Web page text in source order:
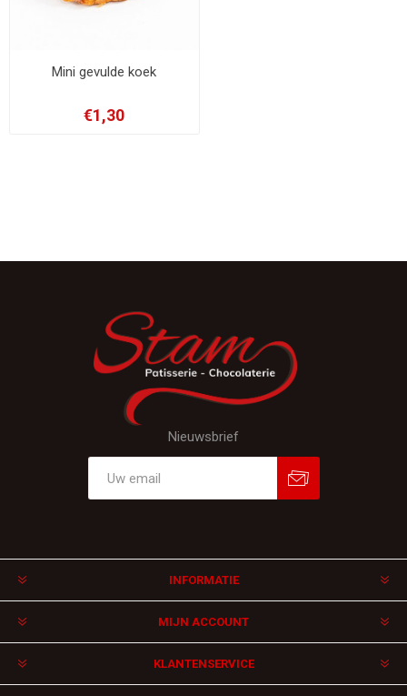
Mini gevulde koek
€1,30
Nieuwsbrief
INFORMATIE
MIJN ACCOUNT
KLANTENSERVICE